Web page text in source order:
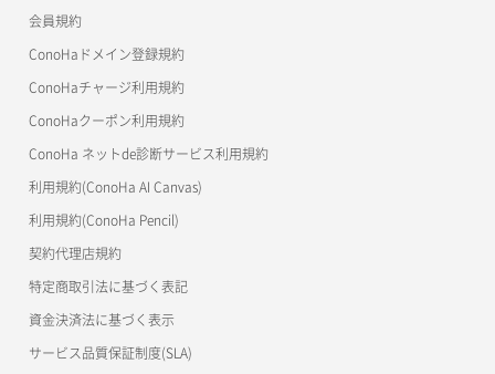
美雲このは徹底ガイド
会員規約
ConoHaドメイン登録規約
ConoHaチャージ利用規約
ConoHaクーポン利用規約
ConoHa ネットde診断サービス利用規約
利用規約(ConoHa AI Canvas)
利用規約(ConoHa Pencil)
契約代理店規約
特定商取引法に基づく表記
資金決済法に基づく表示
サービス品質保証制度(SLA)